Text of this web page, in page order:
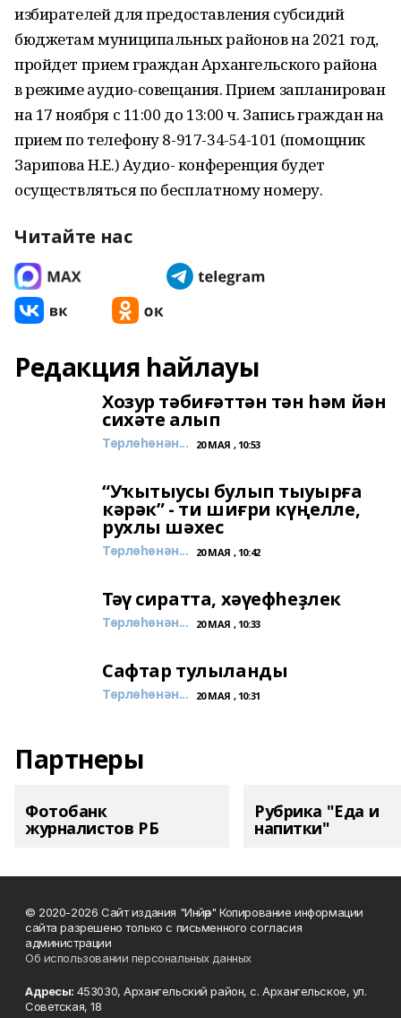
избирателей для предоставления субсидий
бюджетам муниципальных районов на 2021 год,
пройдет прием граждан Архангельского района
в режиме аудио-совещания. Прием запланирован
на 17 ноября с 11:00 до 13:00 ч. Запись граждан на
прием по телефону 8-917-34-54-101 (помощник
Зарипова Н.Е.) Аудио- ­конференция будет
осуществляться по бесплатному номеру.
Читайте нас
Редакция һайлауы
Хозур тәбиғәттән тән һәм йән
сихәте алып
Төрлөһөнән... 20 МАЯ , 10:53
“Уҡытыусы булып тыуырға
кәрәк” - ти шиғри күңелле,
рухлы шәхес
Төрлөһөнән... 20 МАЯ , 10:42
Тәү сиратта, хәүефһеҙлек
Төрлөһөнән... 20 МАЯ , 10:33
Сафтар тулыланды
Төрлөһөнән... 20 МАЯ , 10:31
Партнеры
Фотобанк
журналистов РБ
Рубрика "Еда и
напитки"
© 2020-2026 Сайт издания "Инйәр" Копирование информации
сайта разрешено только с письменного согласия
администрации
Об использовании персональных данных
Адресы: 453030, Архангельский район, с. Архангельское, ул.
Советская, 18